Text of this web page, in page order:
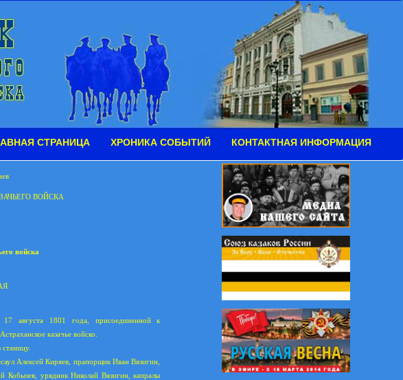
СТРАНИЦА ХРОНИКА СОБЫТИЙ КОНТАКТНАЯ ИНФОРМАЦИЯ
ВОЙСКА
войска
17 августа 1801 года, присоединенной к
казачье войско.
Алексей Киряев, прапорщик Иван Вязигин,
Кобызев, урядник Николай Вязигин, капралы